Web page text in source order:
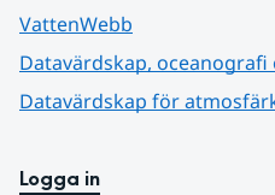
VattenWebb
Datavärdskap,
Datavärdskap för
Logga in